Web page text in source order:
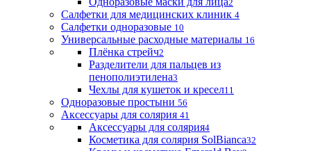
2
Салфетки для медицинских клиник 4
Салфетки одноразовые 10
Универсальные расходные материалы 16
Плёнка стрейч2
Разделители для пальцев из
пенополиэтилена3
Чехлы для кушеток и кресел11
Одноразовые простыни 56
Аксессуары для солярия 41
Аксессуары для солярия4
Косметика для солярия SolBianca32